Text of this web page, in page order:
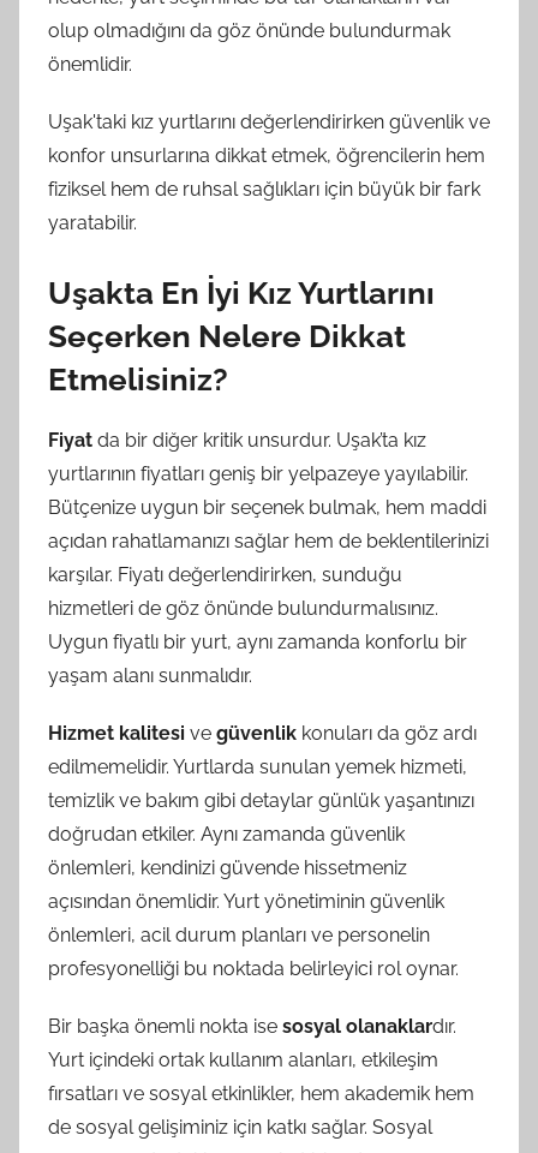
olup olmadığını da göz önünde bulundurmak
önemlidir.
Uşak'taki kız yurtlarını değerlendirirken güvenlik ve
konfor unsurlarına dikkat etmek, öğrencilerin hem
fiziksel hem de ruhsal sağlıkları için büyük bir fark
yaratabilir.
Uşakta En İyi Kız Yurtlarını
Seçerken Nelere Dikkat
Etmelisiniz?
Fiyat da bir diğer kritik unsurdur. Uşak’ta kız
yurtlarının fiyatları geniş bir yelpazeye yayılabilir.
Bütçenize uygun bir seçenek bulmak, hem maddi
açıdan rahatlamanızı sağlar hem de beklentilerinizi
karşılar. Fiyatı değerlendirirken, sunduğu
hizmetleri de göz önünde bulundurmalısınız.
Uygun fiyatlı bir yurt, aynı zamanda konforlu bir
yaşam alanı sunmalıdır.
Hizmet kalitesi ve güvenlik konuları da göz ardı
edilmemelidir. Yurtlarda sunulan yemek hizmeti,
temizlik ve bakım gibi detaylar günlük yaşantınızı
doğrudan etkiler. Aynı zamanda güvenlik
önlemleri, kendinizi güvende hissetmeniz
açısından önemlidir. Yurt yönetiminin güvenlik
önlemleri, acil durum planları ve personelin
profesyonelliği bu noktada belirleyici rol oynar.
Bir başka önemli nokta ise sosyal olanaklardır.
Yurt içindeki ortak kullanım alanları, etkileşim
fırsatları ve sosyal etkinlikler, hem akademik hem
de sosyal gelişiminiz için katkı sağlar. Sosyal